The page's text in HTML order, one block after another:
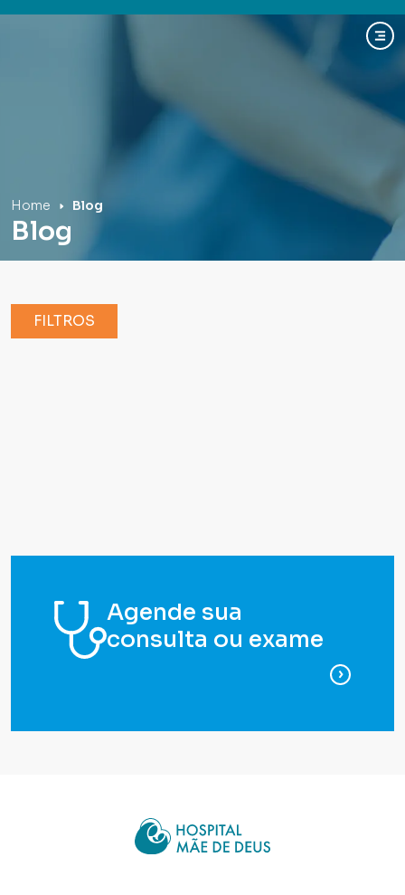
Home Blog
Blog
FILTROS
Agende sua
consulta ou exame
para